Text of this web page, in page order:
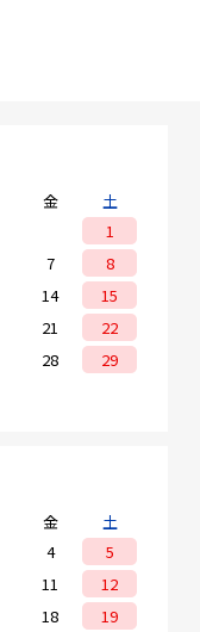
金
土
1
7
8
14
15
21
22
28
29
金
土
4
5
11
12
18
19